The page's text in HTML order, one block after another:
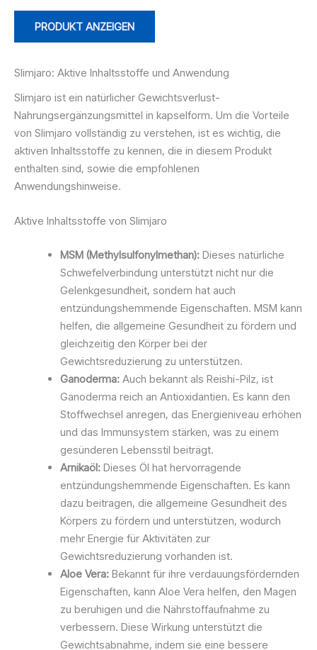
PRODUKT ANZEIGEN
Slimjaro: Aktive Inhaltsstoffe und Anwendung
Slimjaro ist ein natürlicher Gewichtsverlust-
Nahrungsergänzungsmittel in kapselform. Um die Vorteile
von Slimjaro vollständig zu verstehen, ist es wichtig, die
aktiven Inhaltsstoffe zu kennen, die in diesem Produkt
enthalten sind, sowie die empfohlenen
Anwendungshinweise.
Aktive Inhaltsstoffe von Slimjaro
MSM (Methylsulfonylmethan): Dieses natürliche
Schwefelverbindung unterstützt nicht nur die
Gelenkgesundheit, sondern hat auch
entzündungshemmende Eigenschaften. MSM kann
helfen, die allgemeine Gesundheit zu fördern und
gleichzeitig den Körper bei der
Gewichtsreduzierung zu unterstützen.
Ganoderma: Auch bekannt als Reishi-Pilz, ist
Ganoderma reich an Antioxidantien. Es kann den
Stoffwechsel anregen, das Energieniveau erhöhen
und das Immunsystem stärken, was zu einem
gesünderen Lebensstil beiträgt.
Arnikaöl: Dieses Öl hat hervorragende
entzündungshemmende Eigenschaften. Es kann
dazu beitragen, die allgemeine Gesundheit des
Körpers zu fördern und unterstützen, wodurch
mehr Energie für Aktivitäten zur
Gewichtsreduzierung vorhanden ist.
Aloe Vera: Bekannt für ihre verdauungsfördernden
Eigenschaften, kann Aloe Vera helfen, den Magen
zu beruhigen und die Nährstoffaufnahme zu
verbessern. Diese Wirkung unterstützt die
Gewichtsabnahme, indem sie eine bessere